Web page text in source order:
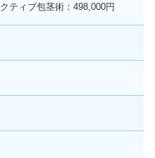
ティブ包茎術：498,000円